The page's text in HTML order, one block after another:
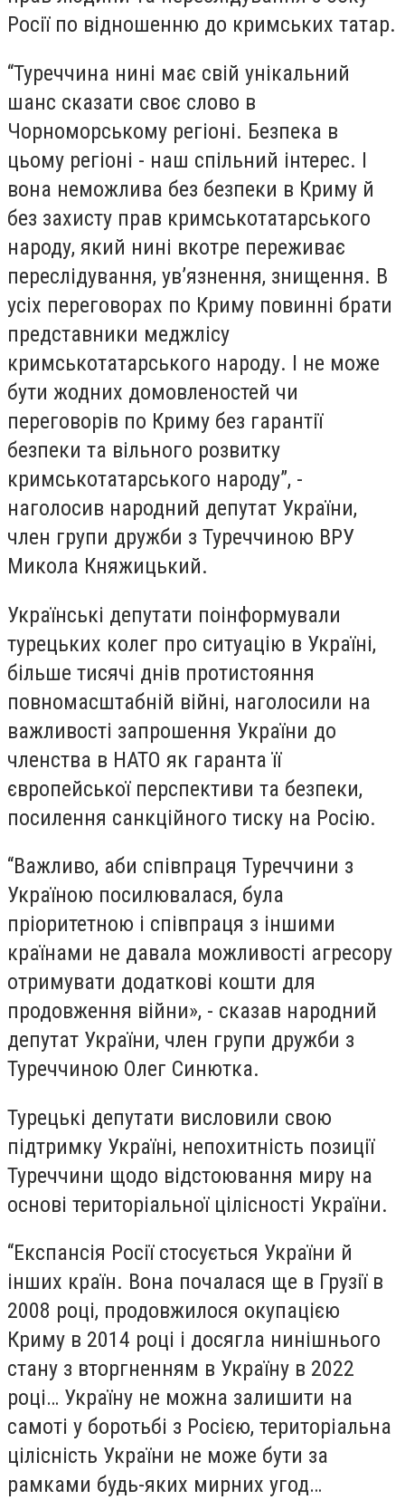
Росії по відношенню до кримських татар.
“Туреччина нині має свій унікальний
шанс сказати своє слово в
Чорноморському регіоні. Безпека в
цьому регіоні - наш спільний інтерес. І
вона неможлива без безпеки в Криму й
без захисту прав кримськотатарського
народу, який нині вкотре переживає
переслідування, увʼязнення, знищення. В
усіх переговорах по Криму повинні брати
представники меджлісу
кримськотатарського народу. І не може
бути жодних домовленостей чи
переговорів по Криму без гарантії
безпеки та вільного розвитку
кримськотатарського народу”, -
наголосив народний депутат України,
член групи дружби з Туреччиною ВРУ
Микола Княжицький.
Українські депутати поінформували
турецьких колег про ситуацію в Україні,
більше тисячі днів протистояння
повномасштабній війні, наголосили на
важливості запрошення України до
членства в НАТО як гаранта її
європейської перспективи та безпеки,
посилення санкційного тиску на Росію.
“Важливо, аби співпраця Туреччини з
Україною посилювалася, була
пріоритетною і співпраця з іншими
країнами не давала можливості агресору
отримувати додаткові кошти для
продовження війни», - сказав народний
депутат України, член групи дружби з
Туреччиною Олег Синютка.
Турецькі депутати висловили свою
підтримку Україні, непохитність позиції
Туреччини щодо відстоювання миру на
основі територіальної цілісності України.
“Експансія Росії стосується України й
інших країн. Вона почалася ще в Грузії в
2008 році, продовжилося окупацією
Криму в 2014 році і досягла нинішнього
стану з вторгненням в Україну в 2022
році… Україну не можна залишити на
самоті у боротьбі з Росією, територіальна
цілісність України не може бути за
рамками будь-яких мирних угод…